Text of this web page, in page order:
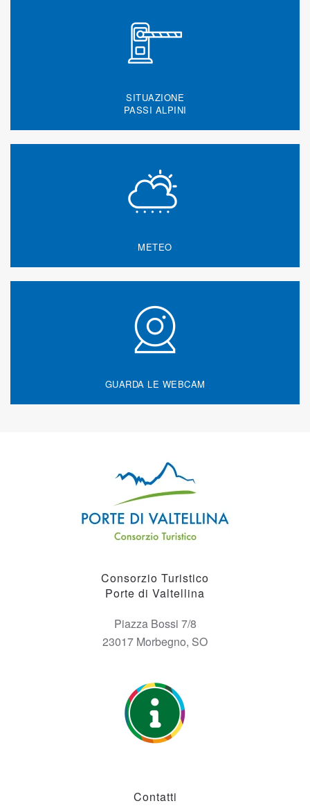
SITUAZIONE
PASSI ALPINI
METEO
GUARDA LE WEBCAM
Consorzio Turistico
Porte di Valtellina
Piazza Bossi 7/8
23017 Morbegno, SO
Contatti